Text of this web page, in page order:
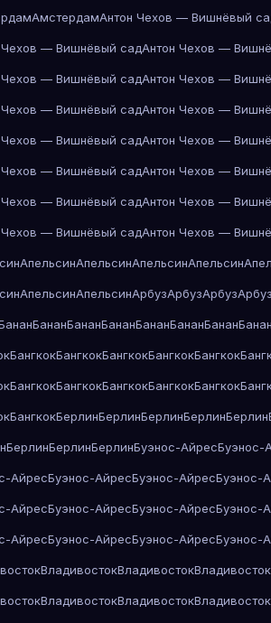
АмстердамАнтон Чехов — Вишнёвый
Чехов — Вишнёвый садАнтон Чехов —
Чехов — Вишнёвый садАнтон Чехов —
Чехов — Вишнёвый садАнтон Чехов —
Чехов — Вишнёвый садАнтон Чехов —
Чехов — Вишнёвый садАнтон Чехов —
Чехов — Вишнёвый садАнтон Чехов —
Чехов — Вишнёвый садАнтон Чехов —
АпельсинАпельсинАпельсинАпельсин
АпельсинАпельсинАрбузАрбузАрбузАрбуз
БананБананБананБананБананБананБанан
БангкокБангкокБангкокБангкокБангкок
БангкокБангкокБангкокБангкокБангкок
БангкокБерлинБерлинБерлинБерлинБерлин
БерлинБерлинБерлинБуэнос-АйресБуэнос-
АйресБуэнос-АйресБуэнос-АйресБуэнос-
АйресБуэнос-АйресБуэнос-АйресБуэнос-
АйресБуэнос-АйресБуэнос-АйресБуэнос-
ВладивостокВладивостокВладивосток
ВладивостокВладивостокВладивосток